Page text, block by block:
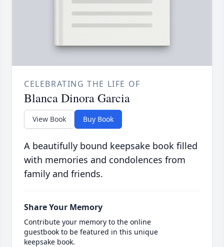
CELEBRATING THE LIFE OF
Blanca Dinora Garcia
View Book Buy Book
A beautifully bound keepsake book filled
with memories and condolences from
family and friends.
Share Your Memory
Contribute your memory to the online
guestbook to be featured in this unique
keepsake book.